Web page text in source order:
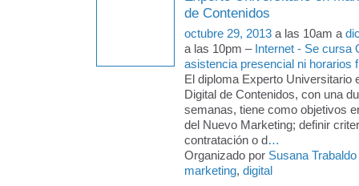
de Contenidos
octubre 29, 2013 a las 10am a
a las 10pm – Internet - Se cursa
asistencia presencial ni horarios
El diploma Experto Universitario
Digital de Contenidos, con una
semanas, tiene como objetivos
del Nuevo Marketing; definir
contratación o d…
Organizado por Susana Trabaldo
marketing, digital